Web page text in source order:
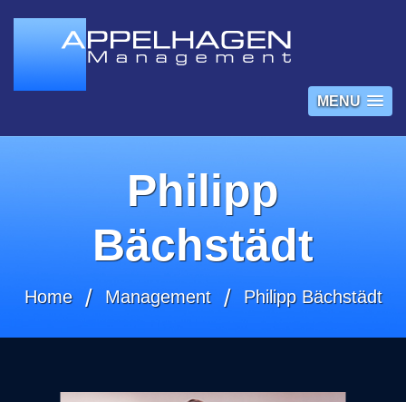
MENU
Philipp
Bächstädt
Home Management Philipp Bächstädt